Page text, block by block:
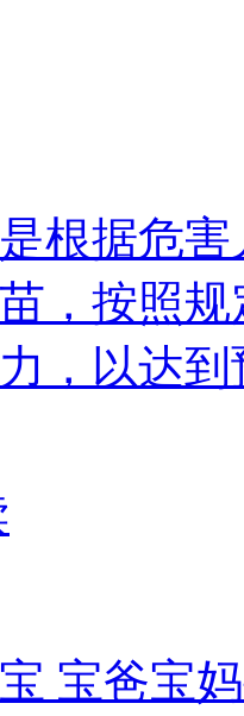
根据危
，按照
，以达
宝爸宝